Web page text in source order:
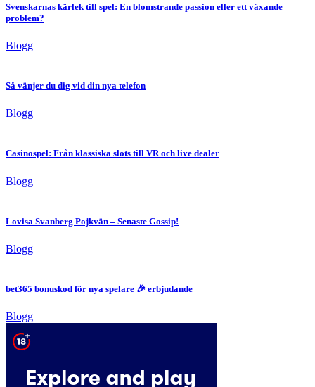
Svenskarnas kärlek till spel: En blomstrande passion eller ett växande
problem?
Blogg
Så vänjer du dig vid din nya telefon
Blogg
Casinospel: Från klassiska slots till VR och live dealer
Blogg
Lovisa Svanberg Pojkvän – Senaste Gossip!
Blogg
bet365 bonuskod för nya spelare 🎉 erbjudande
Blogg